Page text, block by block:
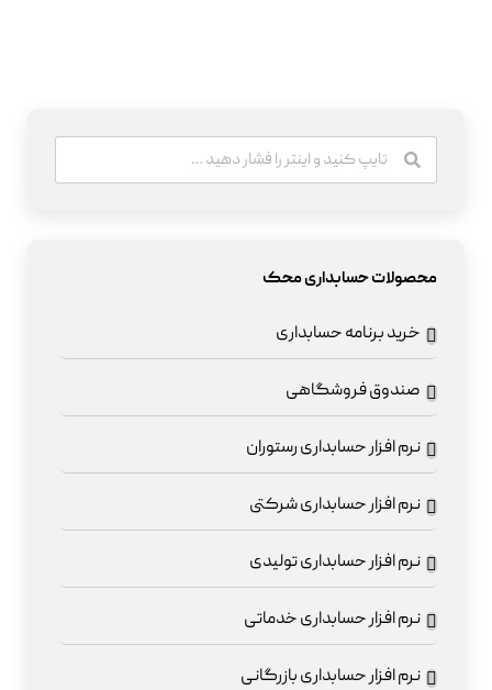
محصولات حسابداری محک
خرید برنامه حسابداری
صندوق فروشگاهی
نرم افزار حسابداری رستوران
نرم افزار حسابداری شرکتی
نرم افزار حسابداری تولیدی
نرم افزار حسابداری خدماتی
نرم افزار حسابداری بازرگانی